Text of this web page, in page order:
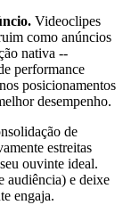
Videoclipes
como anúncios
nativa --
performance
posicionamentos
desempenho.
de
estreitas
ouvinte ideal.
audiência) e deixe
engaja.